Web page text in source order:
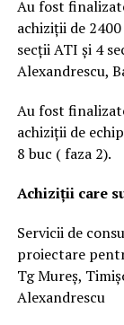
Au fost
achiziții de
secții ATI și 4
Alexandrescu,
Au fost
achiziții de
8 buc ( faza 2).
Achiziții care
Servicii de
proiectare
Tg Mureș,
Alexandrescu